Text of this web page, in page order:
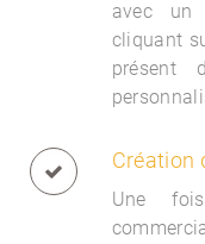
avec un
cliquant
présent
Création
Une